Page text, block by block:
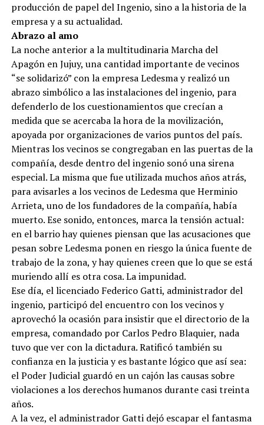
producción de papel del Ingenio, sino a la historia de la
empresa y a su actualidad.
Abrazo al amo
La noche anterior a la multitudinaria Marcha del
Apagón en Jujuy, una cantidad importante de vecinos
“se solidarizó” con la empresa Ledesma y realizó un
abrazo simbólico a las instalaciones del ingenio, para
defenderlo de los cuestionamientos que crecían a
medida que se acercaba la hora de la movilización,
apoyada por organizaciones de varios puntos del país.
Mientras los vecinos se congregaban en las puertas de la
compañía, desde dentro del ingenio sonó una sirena
especial. La misma que fue utilizada muchos años atrás,
para avisarles a los vecinos de Ledesma que Herminio
Arrieta, uno de los fundadores de la compañía, había
muerto. Ese sonido, entonces, marca la tensión actual:
en el barrio hay quienes piensan que las acusaciones que
pesan sobre Ledesma ponen en riesgo la única fuente de
trabajo de la zona, y hay quienes creen que lo que se está
muriendo allí es otra cosa. La impunidad.
Ese día, el licenciado Federico Gatti, administrador del
ingenio, participó del encuentro con los vecinos y
aprovechó la ocasión para insistir que el directorio de la
empresa, comandado por Carlos Pedro Blaquier, nada
tuvo que ver con la dictadura. Ratificó también su
confianza en la justicia y es bastante lógico que así sea:
el Poder Judicial guardó en un cajón las causas sobre
violaciones a los derechos humanos durante casi treinta
años.
A la vez, el administrador Gatti dejó escapar el fantasma